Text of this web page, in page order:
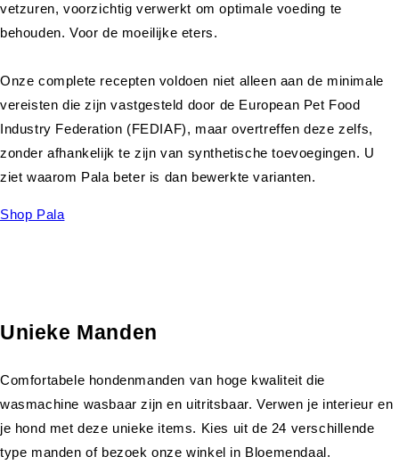
vetzuren, voorzichtig verwerkt om optimale voeding te
behouden. Voor de moeilijke eters.
Onze complete recepten voldoen niet alleen aan de minimale
vereisten die zijn vastgesteld door de European Pet Food
Industry Federation (FEDIAF), maar overtreffen deze zelfs,
zonder afhankelijk te zijn van synthetische toevoegingen. U
ziet waarom Pala beter is dan bewerkte varianten.
Shop Pala
Unieke Manden
Comfortabele hondenmanden van hoge kwaliteit die
wasmachine wasbaar zijn en uitritsbaar. Verwen je interieur en
je hond met deze unieke items. Kies uit de 24 verschillende
type manden of bezoek onze winkel in Bloemendaal.